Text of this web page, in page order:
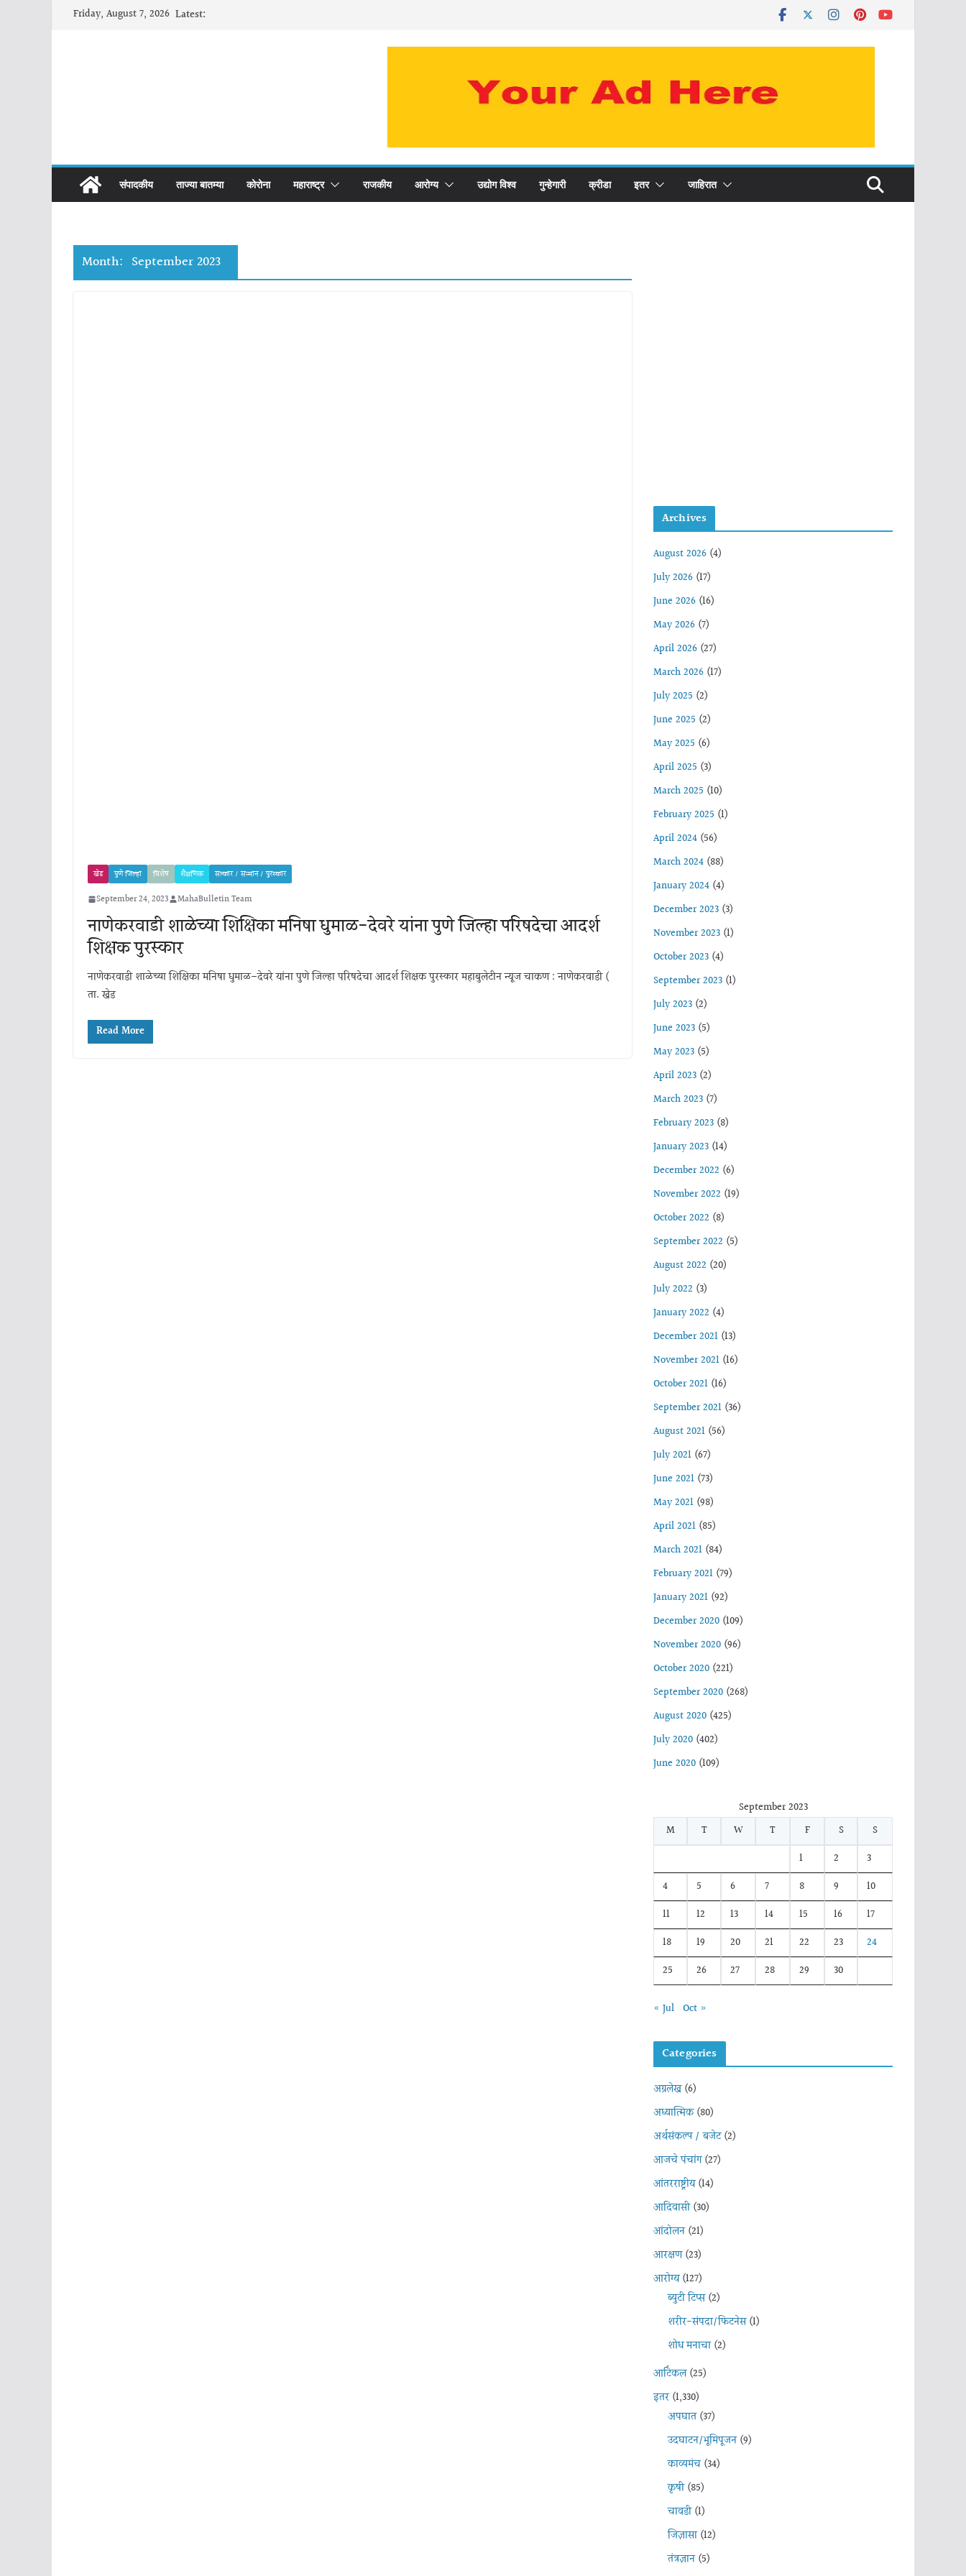
Friday, August 7, 2026 Latest:
संपादकीय ताज्या बातम्या कोरोना महाराष्ट्र राजकीय आरोग्य उद्योग विश्व गुन्हेगारी क्रीडा इतर जाहिरात
Month: September 2023
खेड पुणे जिल्हा विशेष शैक्षणिक सत्कार / सन्मान / पुरस्कार
September 24, 2023 MahaBulletin Team
नाणेकरवाडी शाळेच्या शिक्षिका मनिषा धुमाळ-देवरे यांना पुणे जिल्हा परिषदेचा आदर्श
शिक्षक पुरस्कार
नाणेकरवाडी शाळेच्या शिक्षिका मनिषा धुमाळ–देवरे यांना पुणे जिल्हा परिषदेचा आदर्श शिक्षक पुरस्कार महाबुलेटीन न्यूज चाकण : नाणेकरवाडी (
ता. खेड
Read More
Archives
August 2026 (4)
July 2026 (17)
June 2026 (16)
May 2026 (7)
April 2026 (27)
March 2026 (17)
July 2025 (2)
June 2025 (2)
May 2025 (6)
April 2025 (3)
March 2025 (10)
February 2025 (1)
April 2024 (56)
March 2024 (88)
January 2024 (4)
December 2023 (3)
November 2023 (1)
October 2023 (4)
September 2023 (1)
July 2023 (2)
June 2023 (5)
May 2023 (5)
April 2023 (2)
March 2023 (7)
February 2023 (8)
January 2023 (14)
December 2022 (6)
November 2022 (19)
October 2022 (8)
September 2022 (5)
August 2022 (20)
July 2022 (3)
January 2022 (4)
December 2021 (13)
November 2021 (16)
October 2021 (16)
September 2021 (36)
August 2021 (56)
July 2021 (67)
June 2021 (73)
May 2021 (98)
April 2021 (85)
March 2021 (84)
February 2021 (79)
January 2021 (92)
December 2020 (109)
November 2020 (96)
October 2020 (221)
September 2020 (268)
August 2020 (425)
July 2020 (402)
June 2020 (109)
September 2023
M
T W T F S
S
1
2
3
4
5 6 7 8 9
10
11
12 13 14 15 16
17
18
19 20 21 22 23
24
25
26 27 28 29 30
« Jul Oct »
Categories
अग्रलेख(6)
अध्यात्मिक(80)
अर्थसंकल्प / बजेट(2)
आजचे पंचांग(27)
आंतरराष्ट्रीय(14)
आदिवासी(30)
आंदोलन(21)
आरक्षण(23)
आरोग्य(127)
ब्युटी टिप्स(2)
शरीर-संपदा/फिटनेस(1)
शोध मनाचा(2)
आर्टिकल(25)
इतर(1,330)
अपघात(37)
उदघाटन/भूमिपूजन(9)
काव्यमंच(34)
कृषी(85)
चावडी(1)
जिज्ञासा(12)
तंत्रज्ञान(5)